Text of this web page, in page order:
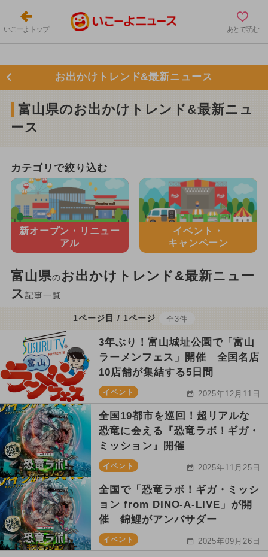
いこーよトップ あとで読む
お出かけトレンド&最新ニュース
富山県のお出かけトレンド&最新ニュ
ース
カテゴリで絞り込む
新オープン・ リニュー
アル
イベント・
キャンペーン
富山県のお出かけトレンド&最新ニュー
ス 記事一覧
1ページ目 / 1ページ 全3件
3年ぶり！富山城址公園で「富山
ラーメンフェス」開催 全国名店
10店舗が集結する5日間
イベント 2025年12月11日
全国19都市を巡回！超リアルな
恐竜に会える『恐竜ラボ！ギガ・
ミッション』開催
イベント 2025年11月25日
全国で「恐竜ラボ！ギガ・ミッシ
ョン from DINO-A-LIVE」が開
催 錦鯉がアンバサダー
イベント 2025年09月26日